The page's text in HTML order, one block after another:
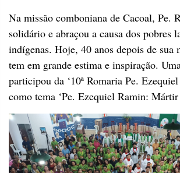
Na missão comboniana de Cacoal, Pe.
solidário e abraçou a causa dos pobres
indígenas. Hoje, 40 anos depois de sua
tem em grande estima e inspiração.
participou da ‘10ª Romaria Pe.
como tema ‘Pe. Ezequiel Ramin: Mártir